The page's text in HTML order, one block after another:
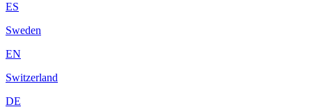
ES
Sweden
EN
Switzerland
DE